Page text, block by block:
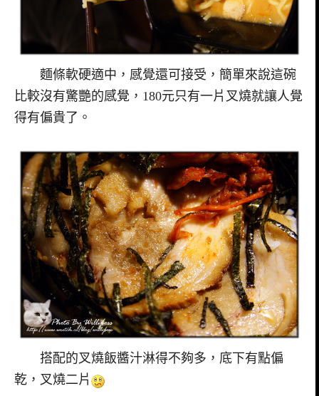
麵條軟硬適中，感覺還可接受，簡單來說這碗
比較沒有驚艷的感覺，180元只有一片叉燒就讓人覺
得有偏貴了。
搭配的叉燒飯醬汁淋得不夠多，底下有點偏
乾，叉燒二片